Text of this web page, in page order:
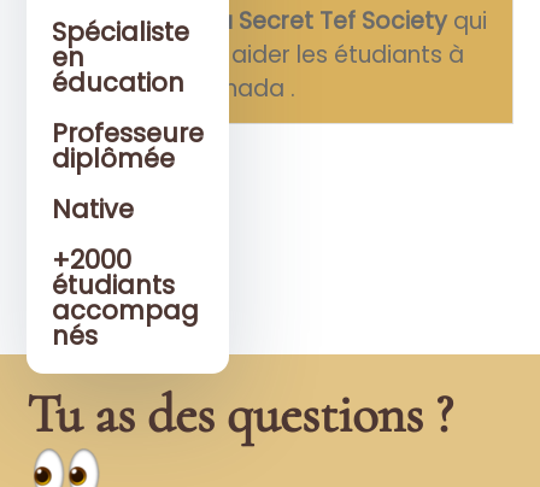
Alors,j'ai créé la Secret Tef Society qui
peut réellement aider les étudiants à
réussir le TEF Canada .
Spécialiste
en
éducation
Professeure
diplômée
Native
+2000
étudiants
accompag
nés
Tu as des questions ?